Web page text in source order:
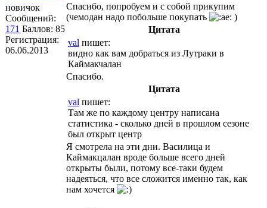
новичок
Сообщений:
171 Баллов: 85
Регистрация:
06.06.2013
Спасибо, попробуем и с собой прикупим
(чемодан надо побольше покупать
)
Цитата
val пишет:
видно как вам добраться из Лутраки в
Каймакчалан
Спасибо.
Цитата
val пишет:
Там же по каждому центру написана
статистика - сколько дней в прошлом сезоне
был открыт центр
Я смотрела на эти дни. Василица и
Каймакцалан вроде больше всего дней
открыты были, потому все-таки будем
надеяться, что все сложится именно так, как
нам хочется